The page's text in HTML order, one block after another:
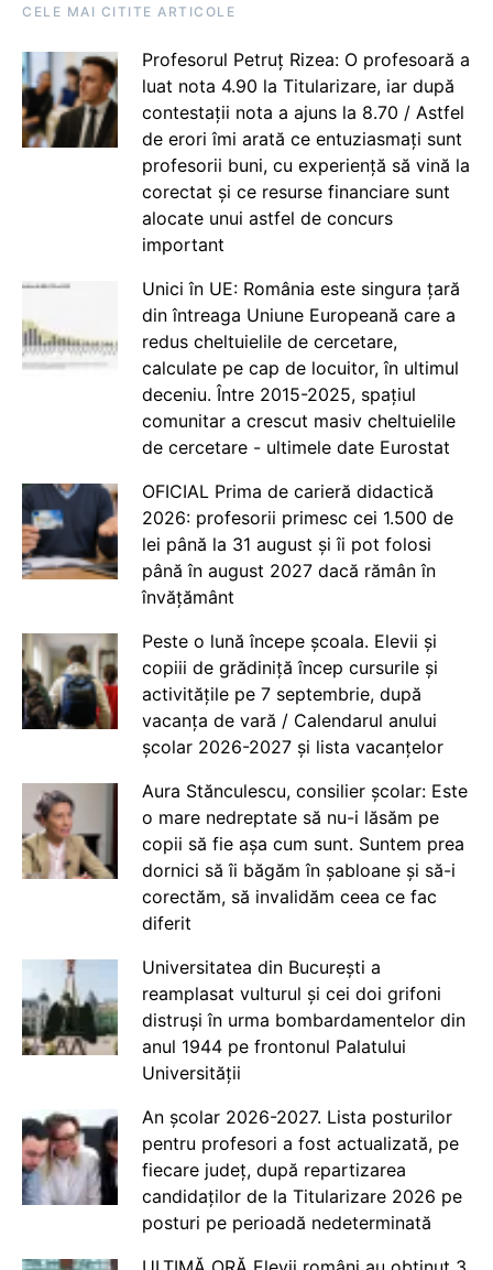
CELE MAI CITITE ARTICOLE
Profesorul Petruț Rizea: O profesoară a
luat nota 4.90 la Titularizare, iar după
contestații nota a ajuns la 8.70 / Astfel
de erori îmi arată ce entuziasmați sunt
profesorii buni, cu experiență să vină la
corectat și ce resurse financiare sunt
alocate unui astfel de concurs
important
Unici în UE: România este singura țară
din întreaga Uniune Europeană care a
redus cheltuielile de cercetare,
calculate pe cap de locuitor, în ultimul
deceniu. Între 2015-2025, spațiul
comunitar a crescut masiv cheltuielile
de cercetare - ultimele date Eurostat
OFICIAL Prima de carieră didactică
2026: profesorii primesc cei 1.500 de
lei până la 31 august și îi pot folosi
până în august 2027 dacă rămân în
învățământ
Peste o lună începe școala. Elevii și
copiii de grădiniță încep cursurile și
activitățile pe 7 septembrie, după
vacanța de vară / Calendarul anului
școlar 2026-2027 și lista vacanțelor
Aura Stănculescu, consilier școlar: Este
o mare nedreptate să nu-i lăsăm pe
copii să fie așa cum sunt. Suntem prea
dornici să îi băgăm în șabloane și să-i
corectăm, să invalidăm ceea ce fac
diferit
Universitatea din București a
reamplasat vulturul și cei doi grifoni
distruși în urma bombardamentelor din
anul 1944 pe frontonul Palatului
Universității
An școlar 2026-2027. Lista posturilor
pentru profesori a fost actualizată, pe
fiecare județ, după repartizarea
candidaților de la Titularizare 2026 pe
posturi pe perioadă nedeterminată